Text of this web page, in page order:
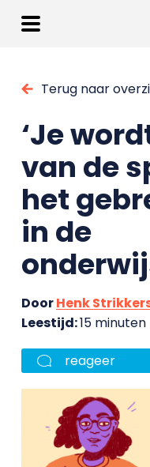
Terug naar
‘Je
van de
het
in de
DoorHenk
Leestijd:15 minuten
reageer